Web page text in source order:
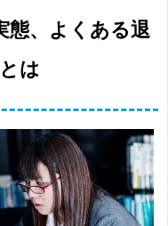
態、よくある退
は